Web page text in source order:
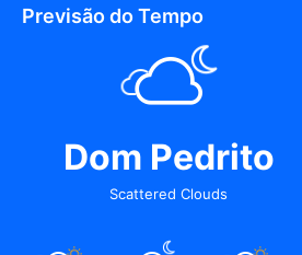
Previsão do Tempo
Dom Pedrito
Scattered Clouds